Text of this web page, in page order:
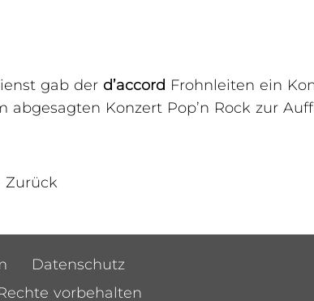
gab der d’accord Frohnleiten ein
abgesagten Konzert Pop’n Rock zur
Zurück
Datenschutz
vorbehalten